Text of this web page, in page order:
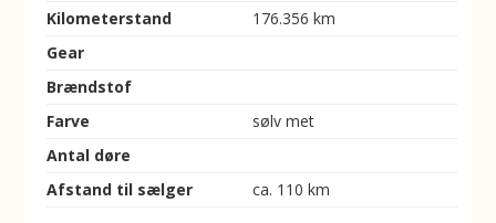
Kilometerstand
176.356 km
Gear
Brændstof
Farve
sølv met
Antal døre
Afstand til sælger
ca. 110 km